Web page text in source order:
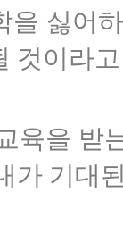
을 싫어
것이라
육을 받
가 기대